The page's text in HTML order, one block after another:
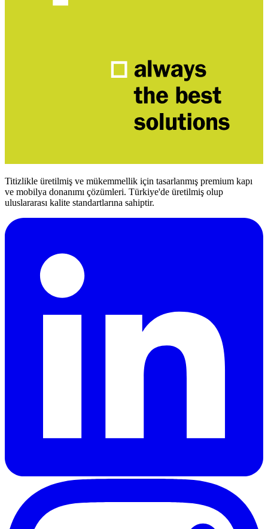
Titizlikle üretilmiş ve mükemmellik için tasarlanmış premium kapı
ve mobilya donanımı çözümleri. Türkiye'de üretilmiş olup
uluslararası kalite standartlarına sahiptir.